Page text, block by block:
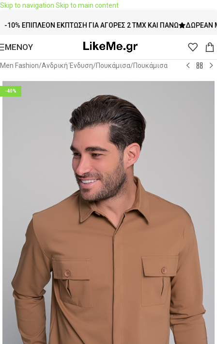
Skip to navigation Skip to main content
ΈΚΠΤΩΣΗ ΓΙΑ ΑΓΟΡΈΣ 2 ΤΜΧ ΚΑΙ ΠΆΝΩ ΔΩΡΕΆΝ
ΜΕΝΟΥ
Men Fashion/Ανδρική Ένδυση/Πουκάμισα/Πουκάμισα
-40%